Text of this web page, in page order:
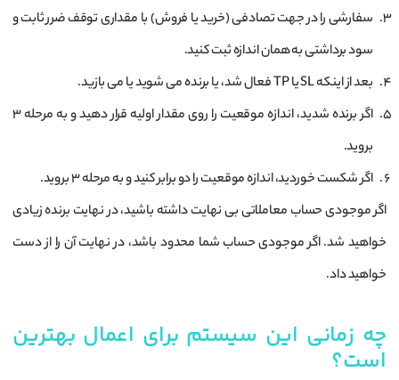
سفارشی را در جهت تصادفی (خرید یا فروش) با مقداری توقف ضرر ثابت و
سود برداشتی به همان اندازه ثبت کنید.
بعد از اینکه SL یا TP فعال شد، یا برنده می شوید یا می بازید.
اگر برنده شدید، اندازه موقعیت را روی مقدار اولیه قرار دهید و به مرحله 3
بروید.
اگر شکست خوردید، اندازه موقعیت را دو برابر کنید و به مرحله 3 بروید.
اگر موجودی حساب معاملاتی بی نهایت داشته باشید، در نهایت برنده زیادی
خواهید شد. اگر موجودی حساب شما محدود باشد، در نهایت آن را از دست
خواهید داد.
چه زمانی این سیستم برای اعمال بهترین
است؟